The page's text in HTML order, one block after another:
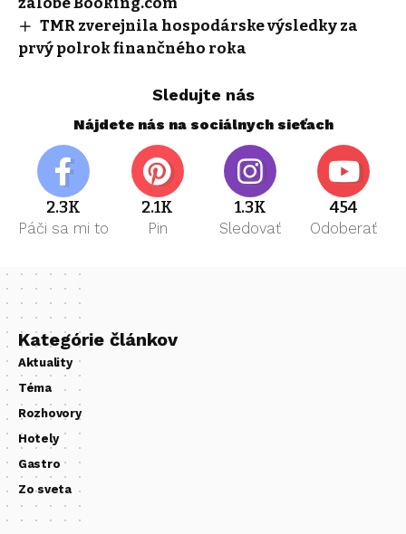
TMR zverejnila hospodárske výsledky za
prvý polrok finančného roka
Sledujte nás
Nájdete nás na sociálnych sieťach
2.3K
Páči sa mi to
2.1K
Pin
1.3K
Sledovať
454
Odoberať
Kategórie článkov
Aktuality
Téma
Rozhovory
Hotely
Gastro
Zo sveta